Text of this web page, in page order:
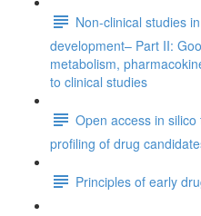
Non-clinical studies
development– Part II:
metabolism,
to clinical studies
Open access in
profiling of drug
Principles of early